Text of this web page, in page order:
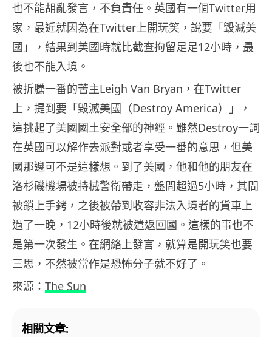
也不能胡亂發言，不負責任。英國有一個Twitter用
家，最近就因為在Twitter上開玩笑，說要「毀滅美
國」，結果到美國時就比截查拘留足足12小時，最
後也不能入境。
被折騰一番的苦主Leigh Van Bryan，在Twitter
上，提到要「毀滅美國（Destroy America）」，
這挑起了美國國土安全部的神經。雖然Destroy一詞
在英國可以解作去派對或者享受一番的意思，但美
國那邊可不是這樣想。到了美國，他和他的朋友在
洛杉磯機場被持械警衛帶走，盤問超過5小時，其間
被鎖上手銬，之後被帶到收容非法入境者的貨車上
過了一晚，12小時後就被遣返回國。這樣的事也不
是第一次發生。在網絡上發言，就算是開玩笑也要
三思，不然被當作是恐怖分子就不好了。
來源： The Sun
相關文章: